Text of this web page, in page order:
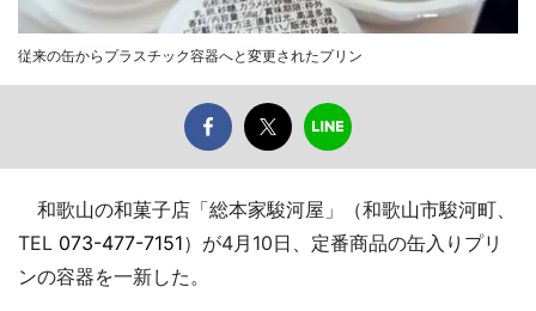
従来の缶からプラスチック容器へと変更されたプリン
和歌山の和菓子店「総本家駿河屋」（和歌山市駿河町、
TEL 073-477-7151）が4月10日、定番商品の缶入りプリ
ンの容器を一新した。